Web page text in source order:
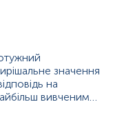
значення
на
вивченим
клітинами